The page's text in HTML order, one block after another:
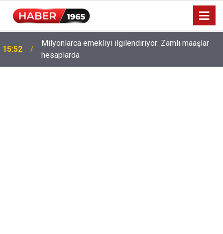
15:52
Milyonlarca emekliyi ilgilendiriyor: Zamlı maaşlar
hesaplarda